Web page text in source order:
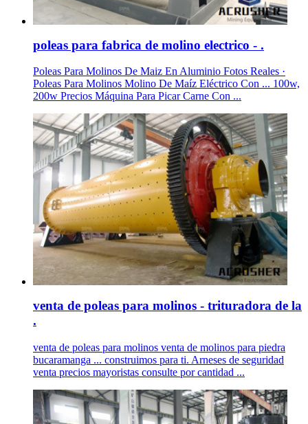
poleas para fabrica de molino electrico - .
Poleas Para Molinos De Maiz En Aluminio Fotos Reales ·
Poleas Para Molinos Molino De Maíz Eléctrico Con ... 100w,
200w Precios Máquina Para Picar Carne Con ...
venta de poleas para molinos - trituradora de la
.
venta de poleas para molinos venta de molinos para piedra
bucaramanga ... construimos para ti. Arneses de seguridad
venta precios mayoristas consulte por cantidad ...